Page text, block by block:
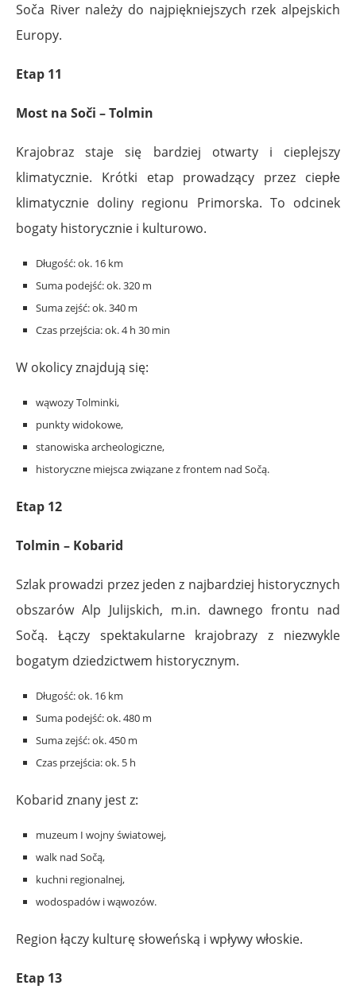
Soča River należy do najpiękniejszych rzek alpejskich
Europy.
Etap 11
Most na Soči – Tolmin
Krajobraz staje się bardziej otwarty i cieplejszy
klimatycznie. Krótki etap prowadzący przez ciepłe
klimatycznie doliny regionu Primorska. To odcinek
bogaty historycznie i kulturowo.
Długość: ok. 16 km
Suma podejść: ok. 320 m
Suma zejść: ok. 340 m
Czas przejścia: ok. 4 h 30 min
W okolicy znajdują się:
wąwozy Tolminki,
punkty widokowe,
stanowiska archeologiczne,
historyczne miejsca związane z frontem nad Sočą.
Etap 12
Tolmin – Kobarid
Szlak prowadzi przez jeden z najbardziej historycznych
obszarów Alp Julijskich, m.in. dawnego frontu nad
Sočą. Łączy spektakularne krajobrazy z niezwykle
bogatym dziedzictwem historycznym.
Długość: ok. 16 km
Suma podejść: ok. 480 m
Suma zejść: ok. 450 m
Czas przejścia: ok. 5 h
Kobarid znany jest z:
muzeum I wojny światowej,
walk nad Sočą,
kuchni regionalnej,
wodospadów i wąwozów.
Region łączy kulturę słoweńską i wpływy włoskie.
Etap 13